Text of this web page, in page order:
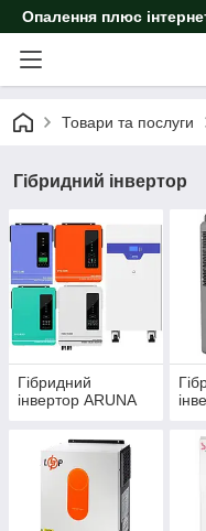
Опалення плюс
Товари та послуги
Гібридний інвертор
Гібридний
інвертор ARUNA